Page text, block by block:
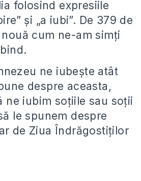
folosind expresiile
şi „a iubi”. De 379 de
cum ne-am simţi
ne iubește atât
despre aceasta,
ne iubim soțiile sau soții
le spunem despre
de Ziua Îndrăgostiților